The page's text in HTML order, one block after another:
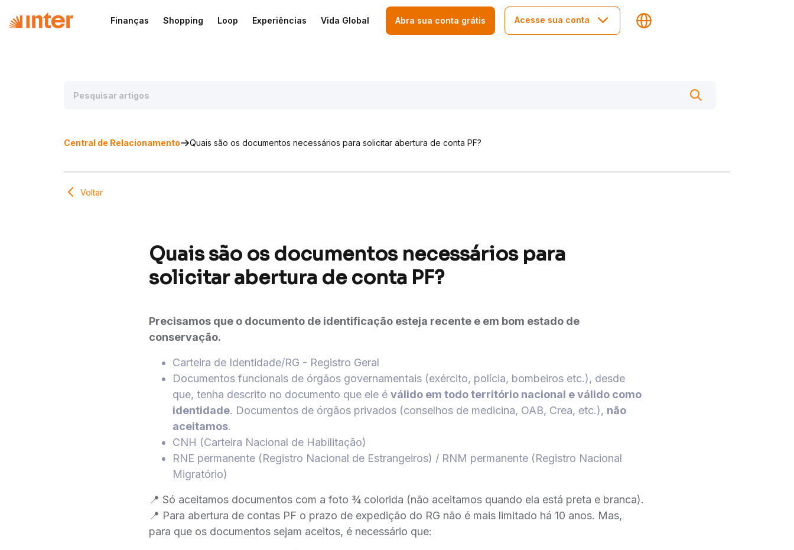
Finanças Shopping Loop Experiências Vida Global Abra sua conta grátis Acesse sua conta
Central de Relacionamento Quais são os documentos necessários para solicitar abertura de conta PF?
Voltar
Quais são os documentos necessários para
solicitar abertura de conta PF?
Precisamos que o documento de identificação esteja recente e em bom estado de
conservação.
Carteira de Identidade/RG - Registro Geral
Documentos funcionais de órgãos governamentais (exército, polícia, bombeiros etc.), desde
que, tenha descrito no documento que ele é válido em todo território nacional e válido como
identidade. Documentos de órgãos privados (conselhos de medicina, OAB, Crea, etc.), não
aceitamos.
CNH (Carteira Nacional de Habilitação)
RNE permanente (Registro Nacional de Estrangeiros) / RNM permanente (Registro Nacional
Migratório)
📍 Só aceitamos documentos com a foto ¾ colorida (não aceitamos quando ela está preta e branca).
📍 Para abertura de contas PF o prazo de expedição do RG não é mais limitado há 10 anos. Mas,
para que os documentos sejam aceitos, é necessário que: